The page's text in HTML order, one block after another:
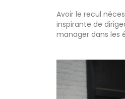
Avoir le recul
inspirante de
manager dans les